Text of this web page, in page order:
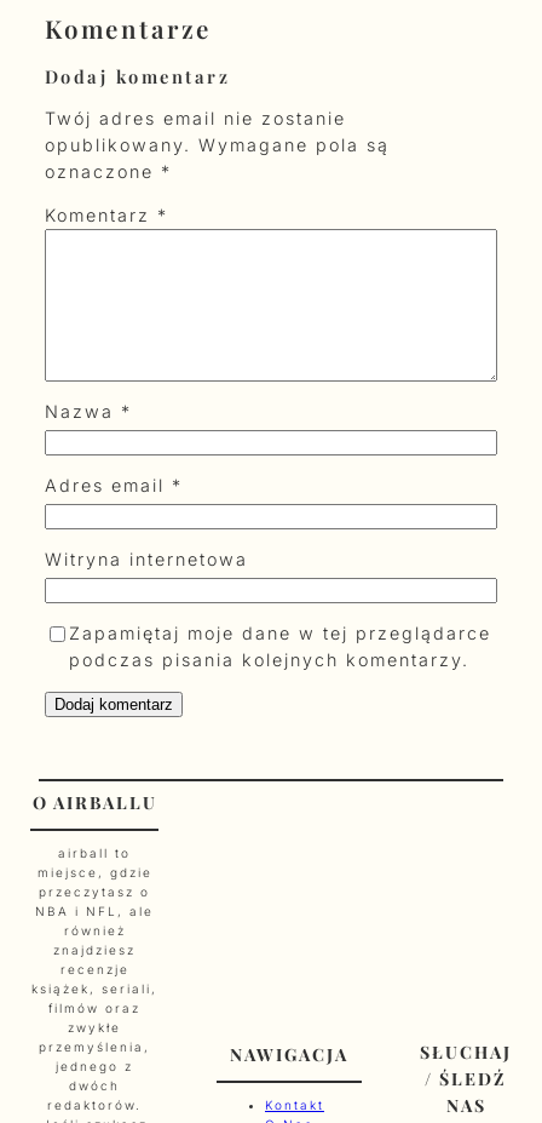
Komentarze
Dodaj komentarz
Twój adres email nie zostanie
opublikowany. Wymagane pola są
oznaczone *
Komentarz *
Nazwa *
Adres email *
Witryna internetowa
Zapamiętaj moje dane w tej przeglądarce
podczas pisania kolejnych komentarzy.
O AIRBALLU
airball to
miejsce, gdzie
przeczytasz o
NBA i NFL, ale
również
znajdziesz
recenzje
książek, seriali,
filmów oraz
zwykłe
przemyślenia,
jednego z
dwóch
redaktorów.
NAWIGACJA
Kontakt
SŁUCHAJ
/ ŚLEDŹ
NAS